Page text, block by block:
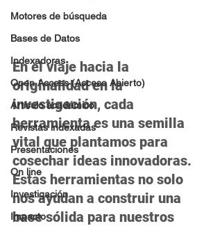
Motores de búsqueda
Bases de Datos
Indexadoras
Open Access (Acceso Abierto)
Artículo académico
Revistas indexadas
Presentaciones
On line
Investigación
Impacto
En el viaje hacia la
originalidad en la
investigación, cada
herramienta es una semilla
vital que plantamos para
cosechar ideas innovadoras.
Estas herramientas no solo
nos ayudan a construir una
base sólida para nuestros